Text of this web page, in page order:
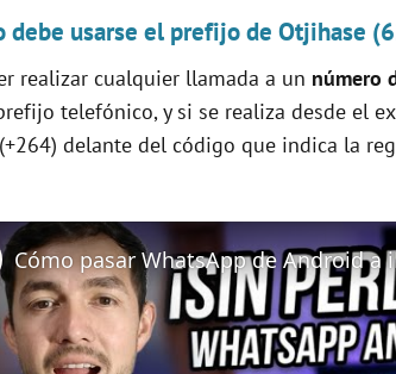
debe usarse el prefijo de Otjihase
realizar cualquier llamada a un número
telefónico, y si se realiza desde el
(+264) delante del código que indica la